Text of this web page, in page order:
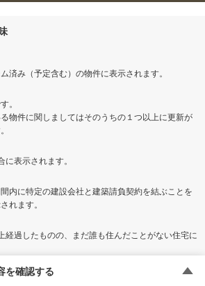
済み（予定含む）の物件に表示されます。
。
物件に関しましてはそのうちの１つ以上に更新が
表示されます。
内に特定の建設会社と建築請負契約を結ぶことを
れます。
経過したものの、まだ誰も住んだことがない住宅に
。
を確認する